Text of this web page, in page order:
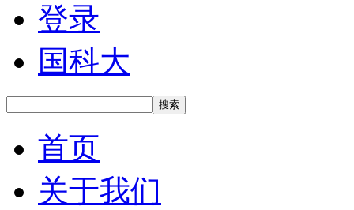
登录
国科大
搜索
首页
关于我们